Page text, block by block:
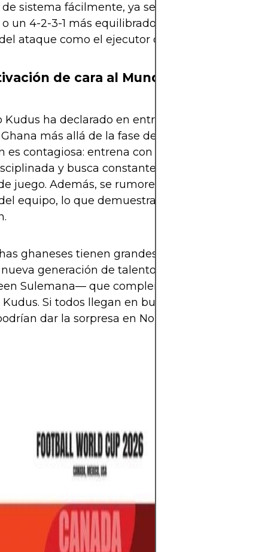
sistema fácilmente, ya sea jugando con un 4-
un 4-2-3-1 más equilibrado. Kudus puede ser
ataque como el ejecutor de las jugadas.
de cara al Mundial 2026
Kudus ha declarado en entrevistas que su
más allá de la fase de grupos en 2026. Su
es contagiosa: entrena con intensidad,
y busca constantemente mejorar su
juego. Además, se rumorea que podría ser el
equipo, lo que demuestra su creciente peso
ghaneses tienen grandes esperanzas. Ghana
generación de talentos —como Ernest
Sulemana— que complementan
Si todos llegan en buena forma, las
dar la sorpresa en Norteamérica 2026.